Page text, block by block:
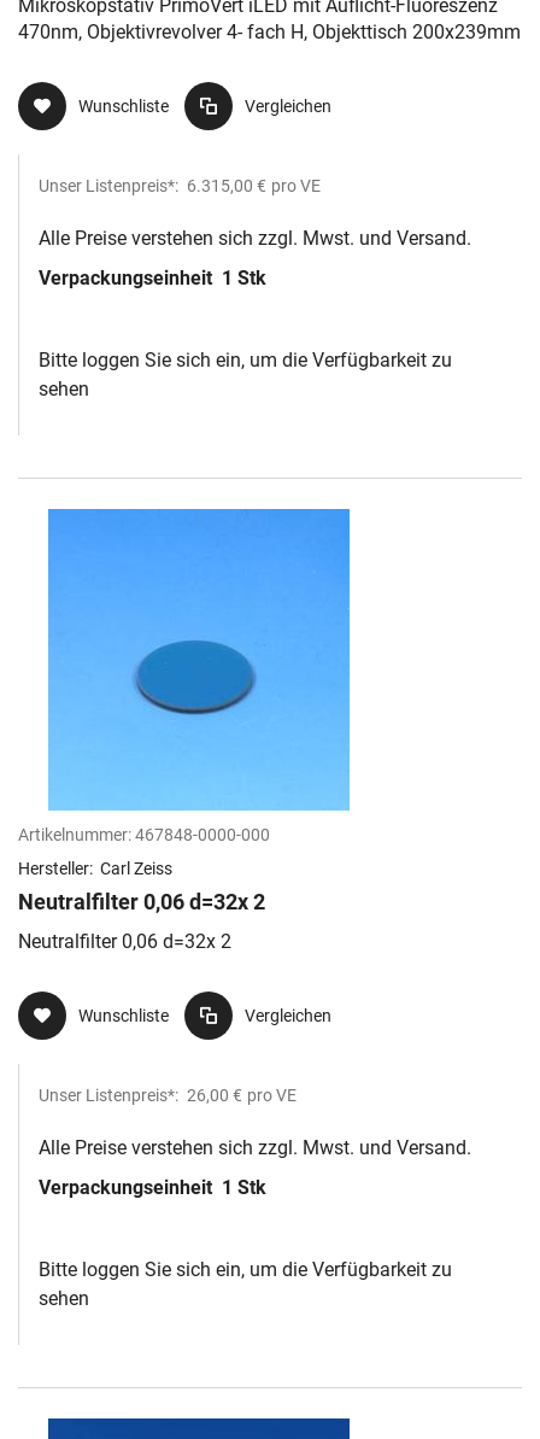
Mikroskopstativ PrimoVert iLED mit Auflicht-Fluoreszenz
470nm, Objektivrevolver 4- fach H, Objekttisch 200x239mm
Wunschliste Vergleichen
Unser Listenpreis*: 6.315,00 € pro VE
Alle Preise verstehen sich zzgl. Mwst. und Versand.
Verpackungseinheit 1 Stk
Bitte loggen Sie sich ein, um die Verfügbarkeit zu
sehen
Artikelnummer:467848-0000-000
Hersteller: Carl Zeiss
Neutralfilter 0,06 d=32x 2
Neutralfilter 0,06 d=32x 2
Wunschliste Vergleichen
Unser Listenpreis*: 26,00 € pro VE
Alle Preise verstehen sich zzgl. Mwst. und Versand.
Verpackungseinheit 1 Stk
Bitte loggen Sie sich ein, um die Verfügbarkeit zu
sehen